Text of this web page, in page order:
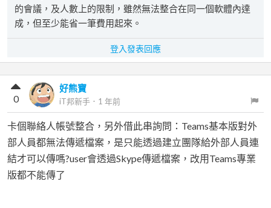
的會議，及人數上的限制，雖然無法整合在同一個軟體內達
成，但至少能省一筆費用起來。
登入發表回應
好熊寶
iT邦新手 ． 1 年前
0
卡個聯絡人帳號整合，另外借此串詢問：Teams基本版對外
部人員都無法傳遞檔案，是只能透過建立團隊給外部人員連
結才可以傳嗎?user會透過Skype傳遞檔案，改用Teams專業
版都不能傳了